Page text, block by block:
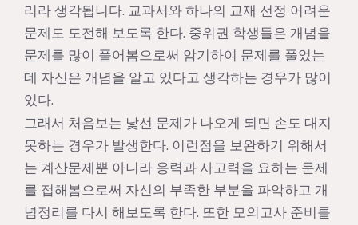
리라 생각됩니다. 교과서와 하나의 교재 선정 어려운
문제도 도전해 보도록 한다. 중위권 학생들은 개념을
문제를 많이 풀어봄으로써 암기하여 문제를 풀었는
데 자신은 개념을 알고 있다고 생각하는 경우가 많이
있다.
그래서 처음보는 낯선 문제가 나오게 되면 손도 대지
못하는 경우가 발생한다. 이런점을 보완하기 위해서
는 계산문제뿐 아니라 응력과 사고력을 요하는 문제
를 접해봄으로써 자신의 부족한 부분을 파악하고 개
념정리를 다시 해보도록 한다. 또한 모의고사 준비를